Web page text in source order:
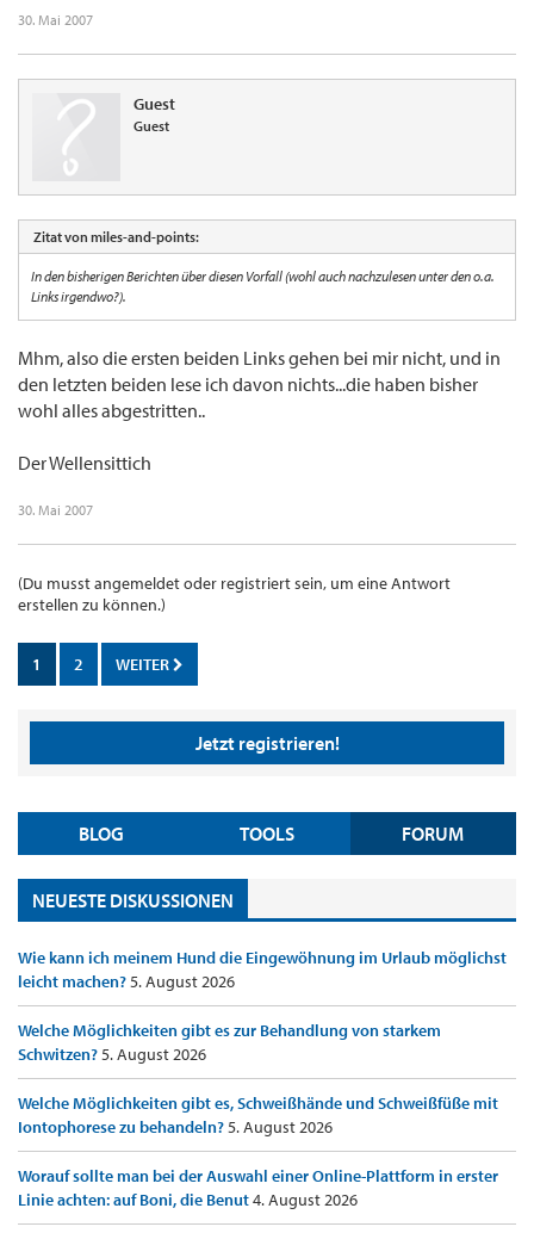
30. Mai 2007
Guest
Guest
Zitat von miles-and-points:
In den bisherigen Berichten über diesen Vorfall (wohl auch nachzulesen unter den o.a.
Links irgendwo?).
Mhm, also die ersten beiden Links gehen bei mir nicht, und in
den letzten beiden lese ich davon nichts...die haben bisher
wohl alles abgestritten..
Der Wellensittich
30. Mai 2007
(Du musst angemeldet oder registriert sein, um eine Antwort
erstellen zu können.)
1 2 WEITER
Jetzt registrieren!
BLOG TOOLS FORUM
NEUESTE DISKUSSIONEN
Wie kann ich meinem Hund die Eingewöhnung im Urlaub möglichst
leicht machen?5. August 2026
Welche Möglichkeiten gibt es zur Behandlung von starkem
Schwitzen?5. August 2026
Welche Möglichkeiten gibt es, Schweißhände und Schweißfüße mit
Iontophorese zu behandeln?5. August 2026
Worauf sollte man bei der Auswahl einer Online-Plattform in erster
Linie achten: auf Boni, die Benut4. August 2026